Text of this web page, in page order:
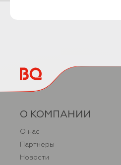
О КОМПАНИИ
О нас
Партнеры
Новости